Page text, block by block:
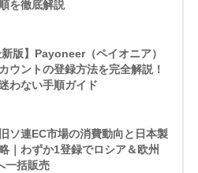
を徹底解説
新版】Payoneer（ペイオニア）
ウントの登録方法を完全解説！
わない手順ガイド
ソ連EC市場の消費動向と日本製
｜わずか1登録でロシア＆欧州
一括販売